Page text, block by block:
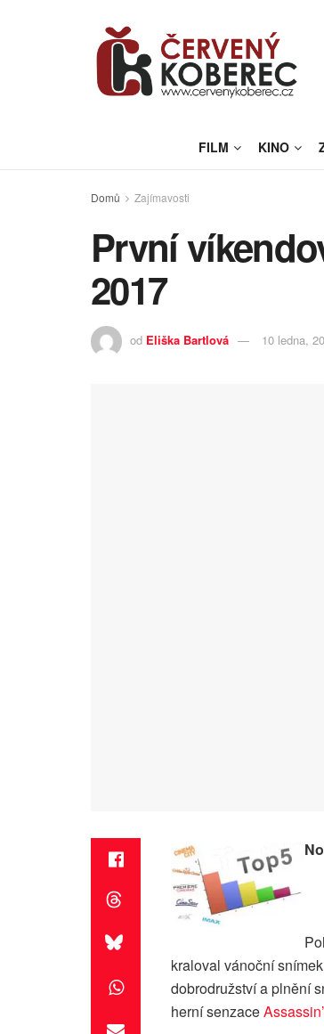
FILM KINO
Domů Zajímavosti
První
2017
od Eliška Bartlová 10 ledna,
kraloval vánoční snímek
dobrodružství a plnění
herní senzace